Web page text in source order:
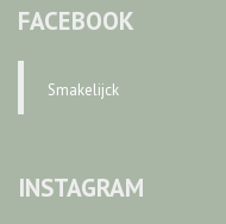
FACEBOOK
Smakelijck
INSTAGRAM